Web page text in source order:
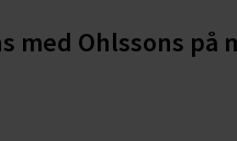
med Ohlssons på